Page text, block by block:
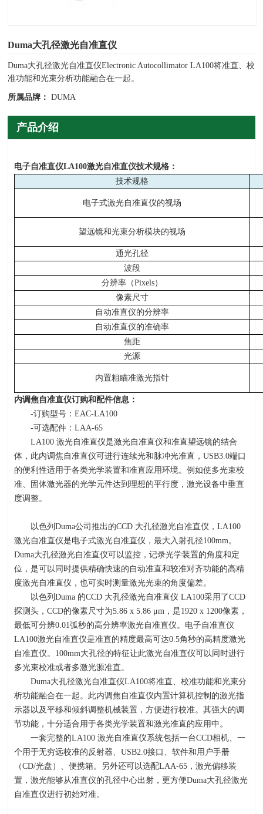
Duma大孔径激光自准直仪
Duma大孔径激光自准直仪Electronic Autocollimator LA100将准直、校
准功能和光束分析功能融合在一起。
所属品牌： DUMA
产品介绍
电子自准直仪LA100激光自准直仪技术规格：
技术规格
电子式激光自准直仪的视场
望远镜和光束分析模块的视场
通光孔径
波段
分辨率（Pixels）
像素尺寸
自动准直仪的分辨率
自动准直仪的准确率
焦距
光源
内置粗瞄准激光指针
内调焦自准直仪订购和配件信息：
-订购型号：EAC-LA100
-可选配件：LAA-65
LA100 激光自准直仪是激光自准直仪和准直望远镜的结合
体，此内调焦自准直仪可进行连续光和脉冲光准直，USB3.0端口
的便利性适用于各类光学装置和准直应用环境。例如使多光束校
准、固体激光器的光学元件达到理想的平行度，激光设备中垂直
度调整。
以色列Duma公司推出的CCD 大孔径激光自准直仪，LA100
激光自准直仪是电子式激光自准直仪，最大入射孔径100mm 。
Duma大孔径激光自准直仪可以监控，记录光学装置的角度和定
位，是可以同时提供精确快速的自动准直和较准对齐功能的高精
度激光自准直仪，也可实时测量激光光束的角度偏差。
以色列Duma 的CCD 大孔径激光自准直仪LA100采用了CCD
探测头，CCD的像素尺寸为5.86 x 5.86 μm ，是1920 x 1200像素，
最低可分辨0.01弧秒的高分辨率激光自准直仪。电子自准直仪
LA100激光自准直仪是准直的精度最高可达0.5角秒的高精度激光
自准直仪。 100mm大孔径的特征让此激光自准直仪可以同时进行
多光束校准或者多激光源准直。
Duma大孔径激光自准直仪LA100将准直、校准功能和光束分
析功能融合在一起。此内调焦自准直仪内置计算机控制的激光指
示器以及平移和倾斜调整机械装置，方便进行校准。其强大的调
节功能，十分适合用于各类光学装置和激光准直的应用中。
一套完整的LA100激光自准直仪系统包括一台CCD相机、一
个用于无穷远校准的反射器、USB2.0接口、软件和用户手册
（CD/光盘）、便携箱。另外还可以选配LAA-65 ，激光偏移装
置，激光能够从准直仪的孔径中心出射，更方便Duma大孔径激光
自准直仪进行初始对准。